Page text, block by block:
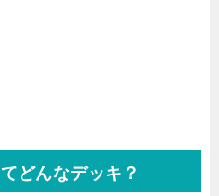
どんなデッキ？